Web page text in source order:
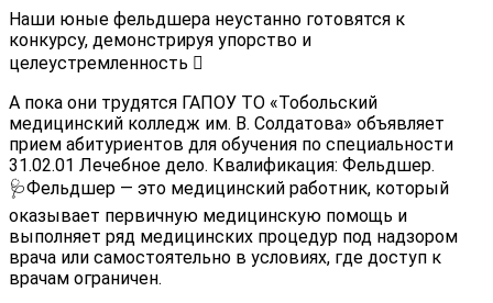
Наши юные фельдшера неустанно готовятся к
конкурсу, демонстрируя упорство и
целеустремленность
А пока они трудятся ГАПОУ ТО «Тобольский
медицинский колледж им. В. Солдатова» объявляет
прием абитуриентов для обучения по специальности
31.02.01 Лечебное дело. Квалификация: Фельдшер.
🩺Фельдшер — это медицинский работник, который
оказывает первичную медицинскую помощь и
выполняет ряд медицинских процедур под надзором
врача или самостоятельно в условиях, где доступ к
врачам ограничен.